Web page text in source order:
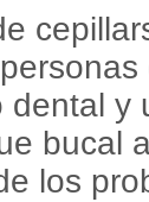
dental y
bucal
los